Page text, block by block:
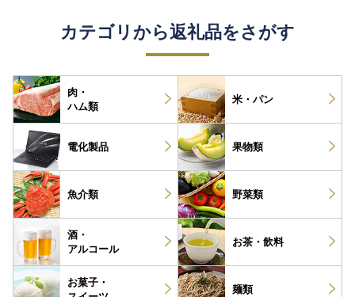
カテゴリから返礼品をさがす
肉・
ハム類
米・パン
電化製品 果物類
魚介類 野菜類
酒・
アルコール
お茶・ 飲料
お菓子・
麺類